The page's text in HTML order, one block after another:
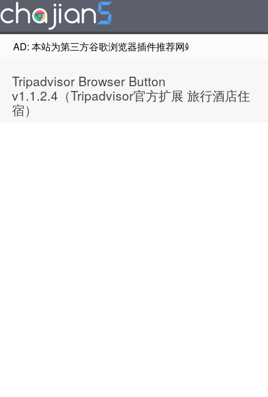
AD: 本站为第三方谷歌浏览器插件推荐网站，非Google
Tripadvisor Browser Button
v1.1.2.4（Tripadvisor官方扩展 旅行酒店住
宿）